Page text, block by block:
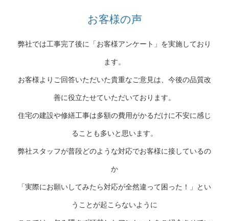
お客様の声
弊社では工事完了後に「お客様アンケート」を実施しており
ます。
お客様よりご回答いただいた貴重なご意見は、今後の品質改
善に役立たせていただいております。
住宅の建設や修繕工事は多額の費用がかるだけに不安に感じ
ることも多いと思います。
弊社スタッフが普段どのような対応でお客様に接しているの
か
「実際にお願いしてみたら対応が全然違って困った！」とい
うことが起こらないように